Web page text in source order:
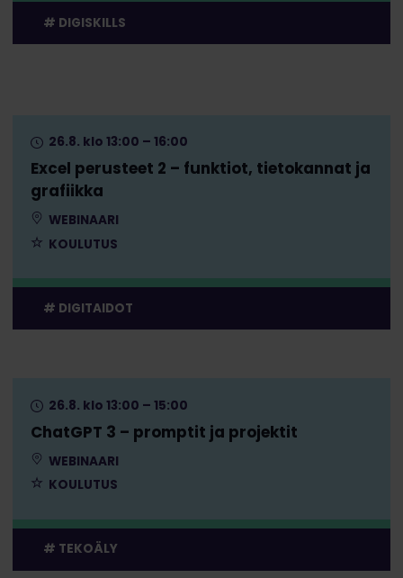
DIGISKILLS
Excel perusteet 2 – funktiot, tietokannat ja
grafiikka
26.8. klo 13:00 – 16:00
WEBINAARI
KOULUTUS
DIGITAIDOT
ChatGPT 3 – promptit ja projektit
26.8. klo 13:00 – 15:00
WEBINAARI
KOULUTUS
TEKOÄLY